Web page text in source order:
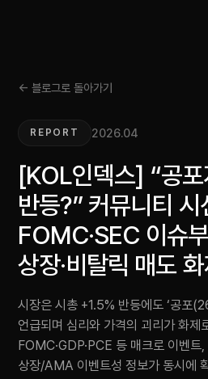
← 블로그로 돌아가기
REPORT 2026.04
[KOL인덱스] “공
반등?” 커뮤니티
FOMC·SEC 이슈
상장·비탈릭 매도
시장은 시총 +1.5% 반등에도 ‘공포
언급되며 심리와 가격의 괴리가 화제
FOMC·GDP·PCE 등 매크로 이벤트
상장/AMA 이벤트성 정보가 동시에